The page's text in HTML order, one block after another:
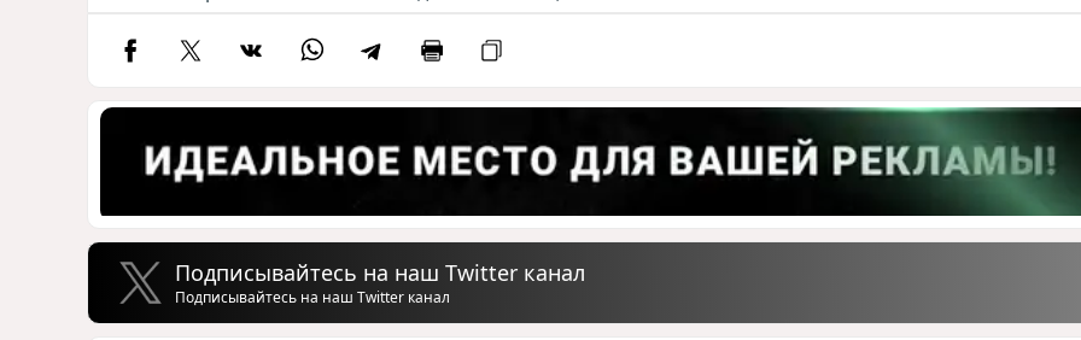
Подписывайтесь на наш Twitter канал
Подписывайтесь на наш Twitter канал